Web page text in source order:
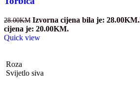
28.00KM Izvorna cijena bila je: 28.00KM.
cijena je: 20.00KM.
Quick view
Roza
Svijetlo siva